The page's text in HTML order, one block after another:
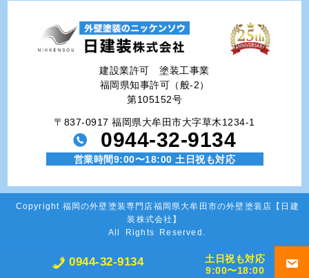
0944-32-9134
土日祝も対応
9:00〜18:00
建設業許可 塗装工事業
福岡県知事許可（般-2）
第105152号
〒837-0917 福岡県大牟田市大字草木1234-1
0944-32-9134
営業時間9:00〜18:00 土日祝も対応
Copyright 福岡の外壁塗装専門店福岡県大牟田市の外壁塗装店【日建
装株式会社】
All Rights Reserved.